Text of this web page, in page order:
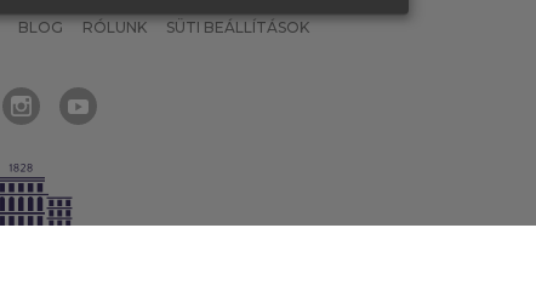
BLOG RÓLUNK SÜTI BEÁLLÍTÁSOK